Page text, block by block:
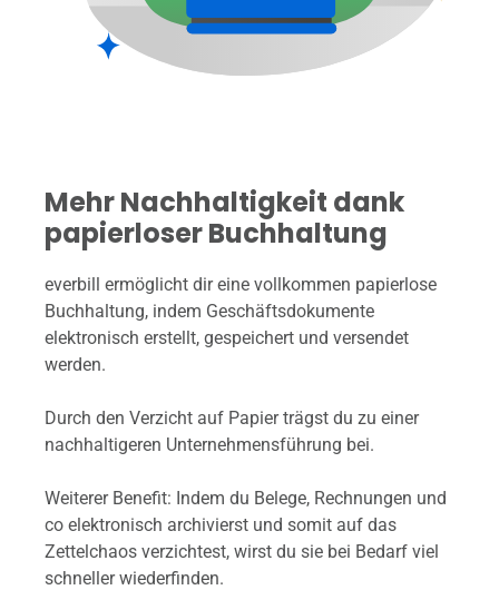
Mehr Nachhaltigkeit dank
papierloser Buchhaltung
everbill ermöglicht dir eine vollkommen papierlose
Buchhaltung, indem Geschäftsdokumente
elektronisch erstellt, gespeichert und versendet
werden.
Durch den Verzicht auf Papier trägst du zu einer
nachhaltigeren Unternehmensführung bei.
Weiterer Benefit: Indem du Belege, Rechnungen und
co elektronisch archivierst und somit auf das
Zettelchaos verzichtest, wirst du sie bei Bedarf viel
schneller wiederfinden.